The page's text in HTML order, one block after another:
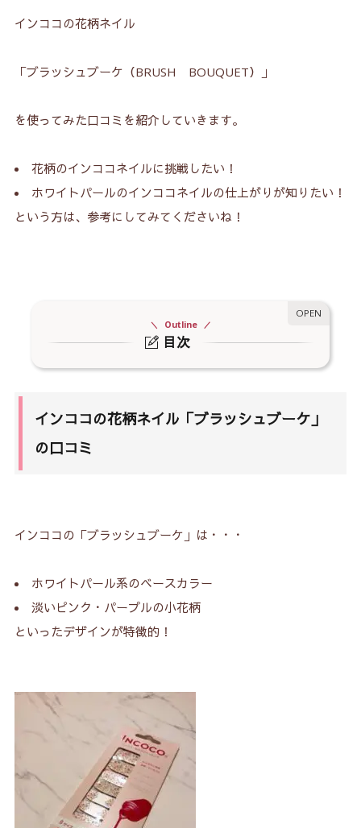
インココの花柄ネイル
「ブラッシュブーケ（BRUSH BOUQUET）」
を使ってみた口コミを紹介していきます。
花柄のインココネイルに挑戦したい！
ホワイトパールのインココネイルの仕上がりが知りたい！
という方は、参考にしてみてくださいね！
目次
Outline
1-1. インココの花柄ネイルの特徴
1-2.
3-2. インココの花柄②フローラルチャーム
インココの花柄ネイル「ブラッシュブーケ」
の口コミ
インココの「ブラッシュブーケ」は・・・
ホワイトパール系のベースカラー
淡いピンク・パープルの小花柄
といったデザインが特徴的！